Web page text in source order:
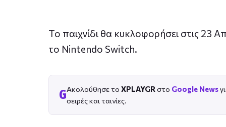
Το παιχνίδι θα κυκλοφορήσει στις 23
το Nintendo Switch.
GΑκολούθησε το XPLAYGR στο Google News
σειρές και ταινίες.